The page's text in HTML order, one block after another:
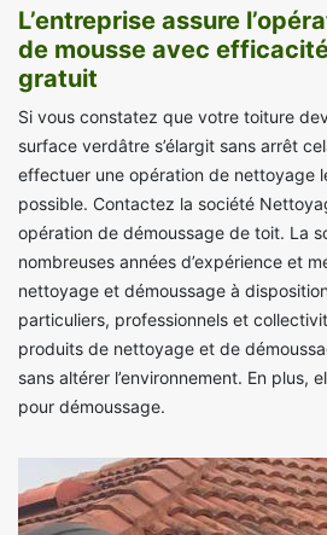
L’entreprise assure
de mousse avec
gratuit
Si vous constatez que votre toiture
surface verdâtre s’élargit sans arrêt
effectuer une opération de nettoyage
possible. Contactez la société
opération de démoussage de toit. La
nombreuses années d’expérience et
nettoyage et démoussage à
particuliers, professionnels et
produits de nettoyage et de
sans altérer l’environnement. En plus,
pour démoussage.